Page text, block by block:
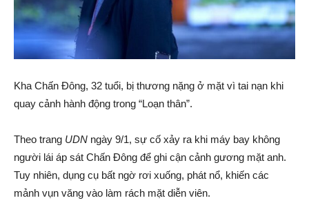
Kha Chấn Đông, 32 tuổi, bị thương nặng ở mặt vì tai nạn khi
quay cảnh hành động trong “Loạn thân”.
Theo trang UDN ngày 9/1, sự cố xảy ra khi máy bay không
người lái áp sát Chấn Đông để ghi cận cảnh gương mặt anh.
Tuy nhiên, dụng cụ bất ngờ rơi xuống, phát nổ, khiến các
mảnh vụn văng vào làm rách mặt diễn viên.